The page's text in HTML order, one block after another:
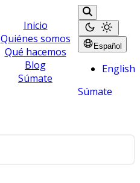
Inicio
Quiénes somos
Qué hacemos
Blog
Súmate
Español
English
Súmate